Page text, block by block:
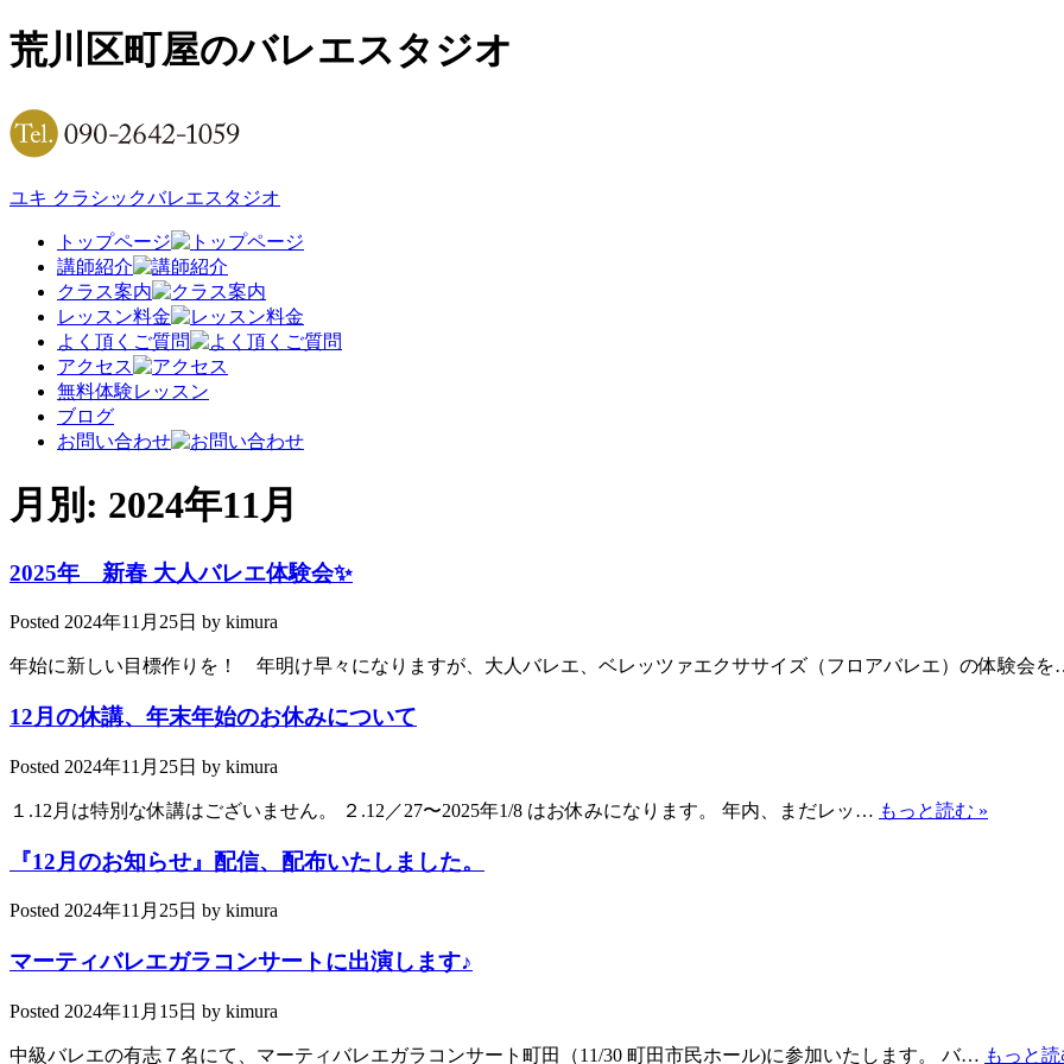
荒川区町屋のバレエスタジオ
ユキ クラシックバレエスタジオ
トップページ
講師紹介
クラス案内
レッスン料金
よく頂くご質問
アクセス
無料体験レッスン
ブログ
お問い合わせ
月別: 2024年11月
2025年 新春 大人バレエ体験会✨
Posted 2024年11月25日 by kimura
年始に新しい目標作りを！ 年明け早々になりますが、大人バレエ、ベレッツァエクササイズ（フロアバレエ）の体験会
12月の休講、年末年始のお休みについて
Posted 2024年11月25日 by kimura
１.12月は特別な休講はございません。 ２.12／27〜2025年1/8 はお休みになります。 年内、まだレッ… もっと読む »
『12月のお知らせ』配信、配布いたしました。
Posted 2024年11月25日 by kimura
マーティバレエガラコンサートに出演します♪
Posted 2024年11月15日 by kimura
中級バレエの有志７名にて、マーティバレエガラコンサート町田（11/30 町田市民ホール)に参加いたします。 バ… もっと読